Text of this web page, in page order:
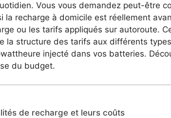
Vous vous demandez peut-être
la recharge à domicile est réellement
ou les tarifs appliqués sur autoroute.
la structure des tarifs aux différents
injecté dans vos batteries.
du budget.
de recharge et leurs coûts